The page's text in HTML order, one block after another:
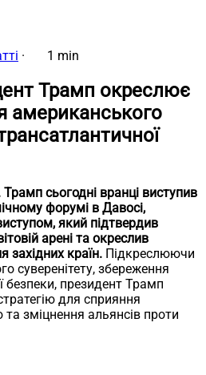
· 1 min
Трамп окреслює
американського
сьогодні вранці виступив
форумі в Давосі,
який підтвердив
арені та окреслив
західних країн. Підкреслюючи
суверенітету, збереження
безпеки, президент Трамп
для сприяння
зміцнення альянсів проти